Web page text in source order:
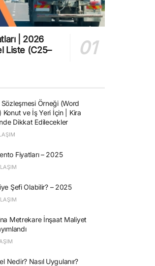
| 2026
Liste (C25–
Örneği (Word
Konut ve İş Yeri İçin | Kira
Dikkat Edilecekler
Fiyatları – 2025
Şefi Olabilir? – 2025
Metrekare İnşaat Maliyet
Nedir? Nasıl Uygulanır?